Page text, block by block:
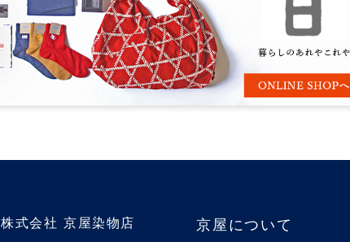
株式会社 京屋染物店 京屋について